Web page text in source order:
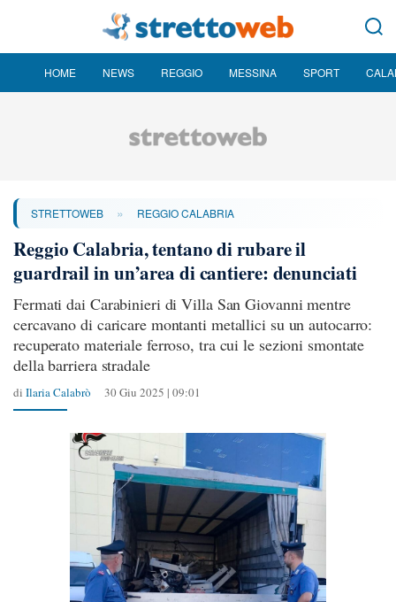
HOME NEWS REGGIO MESSINA SPORT
STRETTOWEB » REGGIO CALABRIA
Reggio Calabria, tentano di rubare il
guardrail in un’area di cantiere: denunciati
Fermati dai Carabinieri di Villa San Giovanni mentre
cercavano di caricare montanti metallici su un autocarro:
recuperato materiale ferroso, tra cui le sezioni smontate
della barriera stradale
di Ilaria Calabrò 30 Giu 2025 | 09:01